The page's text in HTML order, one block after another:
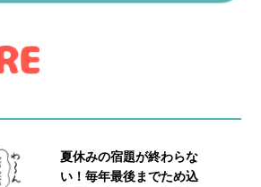
夏休みの宿題が終わらな
い！毎年最後までため込